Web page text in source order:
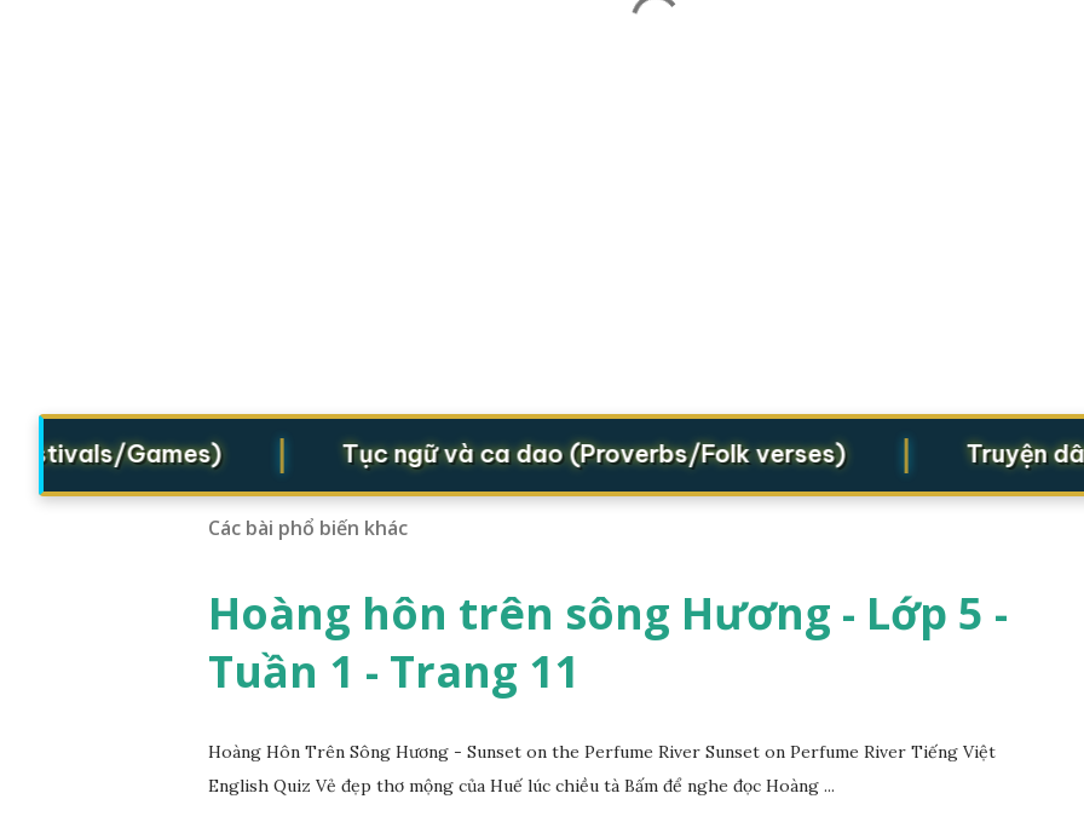
Games) Tục ngữ và ca dao (Proverbs/Folk verses) Truyện dân
Các bài phổ biến khác
Hoàng hôn trên sông Hương - Lớp 5 -
Tuần 1 - Trang 11
Hoàng Hôn Trên Sông Hương - Sunset on the Perfume River Sunset on Perfume River Tiếng Việt
English Quiz Vẻ đẹp thơ mộng của Huế lúc chiều tà Bấm để nghe đọc Hoàng ...